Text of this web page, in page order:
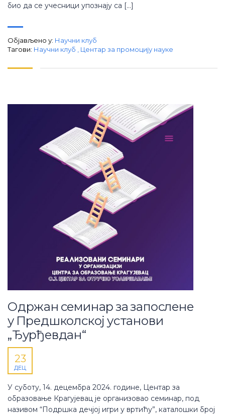
био да се учесници упознају са […]
Објављено у: Научни клуб
Тагови: Научни клуб Центар за промоцију науке
Одржан семинар за запослене
у Предшколској установи
„Ђурђевдан“
23
ДЕЦ
У суботу, 14. децембра 2024. године, Центар за
образовање Крагујевац је организовао семинар, под
називом “Подршка дечјој игри у вртићу”, каталошки број